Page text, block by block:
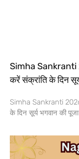
Simha Sankranti
करें संक्रांति के दिन
Simha Sankranti
के दिन सूर्य भगवान की